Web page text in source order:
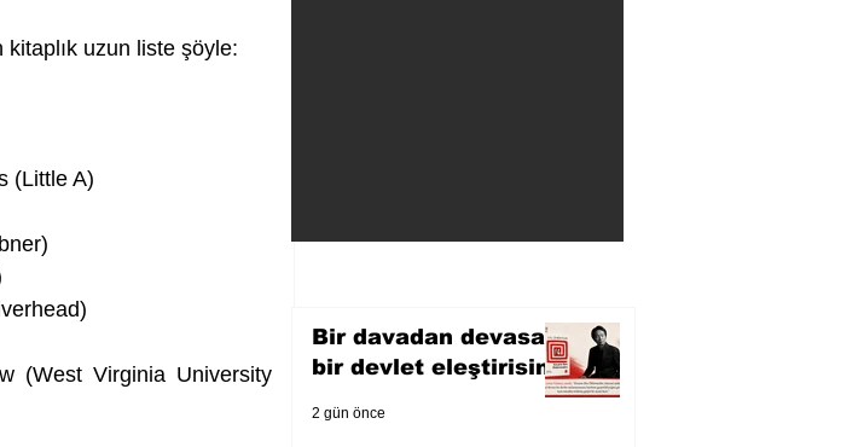
uzun liste şöyle:
(Little A)
(West Virginia University
Bir davadan devasa
bir devlet eleştirisine
2 gün önce